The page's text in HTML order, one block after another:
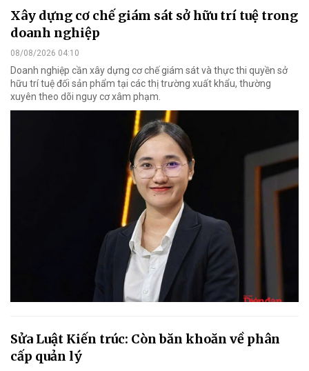
Xây dựng cơ chế giám sát sở hữu trí tuệ trong
doanh nghiệp
08/08/2026 04:10
Doanh nghiệp cần xây dựng cơ chế giám sát và thực thi quyền sở
hữu trí tuệ đối sản phẩm tại các thị trường xuất khẩu, thường
xuyên theo dõi nguy cơ xâm phạm.
Sửa Luật Kiến trúc: Còn băn khoăn về phân
cấp quản lý